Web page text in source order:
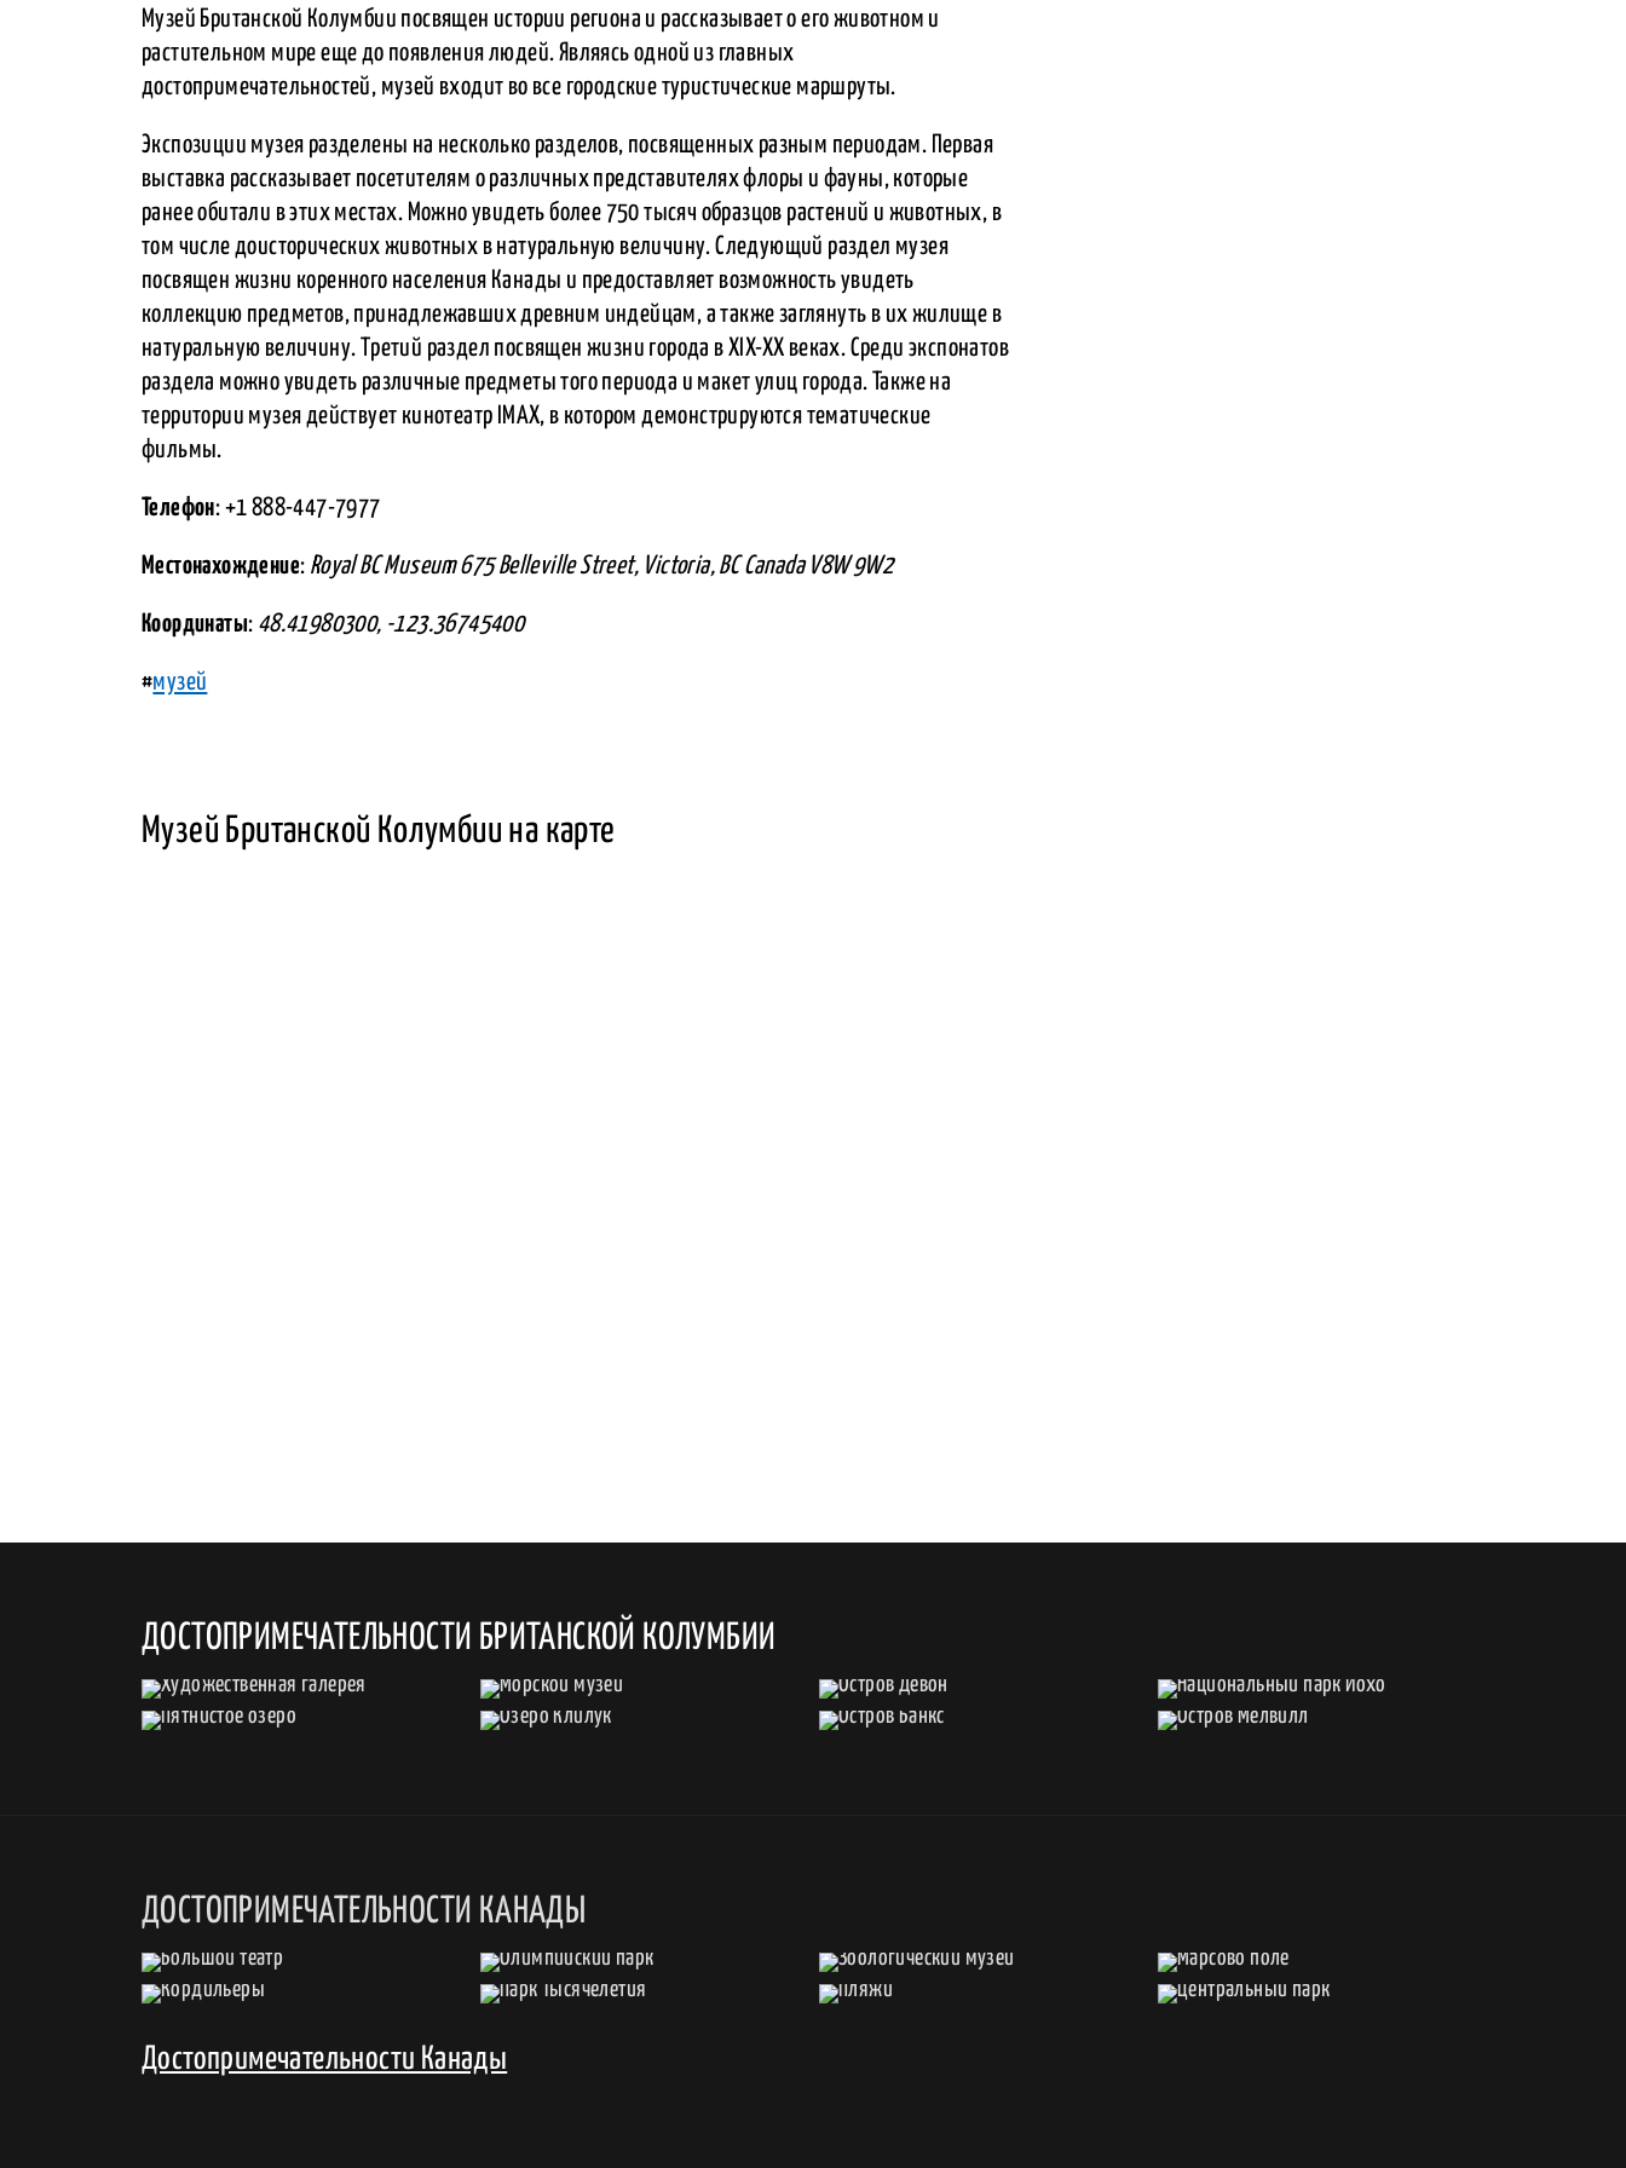
Музей Британской Колумбии посвящен истории региона и рассказывает о его животном и
растительном мире еще до появления людей. Являясь одной из главных
достопримечательностей, музей входит во все городские туристические маршруты.
Экспозиции музея разделены на несколько разделов, посвященных разным периодам. Первая
выставка рассказывает посетителям о различных представителях флоры и фауны, которые
ранее обитали в этих местах. Можно увидеть более 750 тысяч образцов растений и животных, в
том числе доисторических животных в натуральную величину. Следующий раздел музея
посвящен жизни коренного населения Канады и предоставляет возможность увидеть
коллекцию предметов, принадлежавших древним индейцам, а также заглянуть в их жилище в
натуральную величину. Третий раздел посвящен жизни города в XIX-XX веках. Среди экспонатов
раздела можно увидеть различные предметы того периода и макет улиц города. Также на
территории музея действует кинотеатр IMAX, в котором демонстрируются тематические
фильмы.
Телефон: +1 888-447-7977
Местонахождение: Royal BC Museum 675 Belleville Street, Victoria, BC Canada V8W 9W2
Координаты: 48.41980300, -123.36745400
#музей
Музей Британской Колумбии на карте
ДОСТОПРИМЕЧАТЕЛЬНОСТИ БРИТАНСКОЙ КОЛУМБИИ
ДОСТОПРИМЕЧАТЕЛЬНОСТИ КАНАДЫ
Достопримечательности Канады